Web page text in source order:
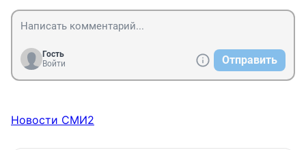
Гость
Войти
Отправить
Новости СМИ2